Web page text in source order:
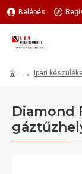
Belépés
Ipari
Diamond